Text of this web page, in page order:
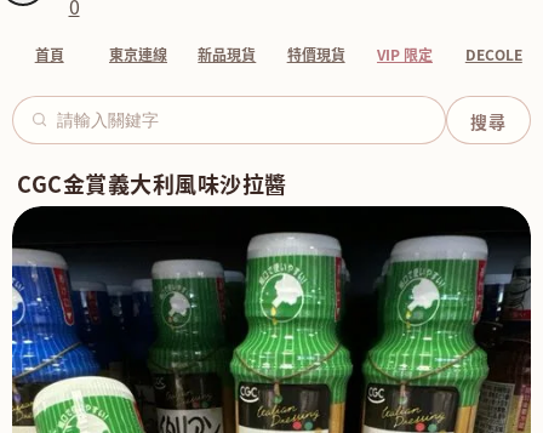
0
首頁 東京連線 新品現貨 特價現貨 VIP 限定 DECOLE
CGC金賞義大利風味沙拉醬